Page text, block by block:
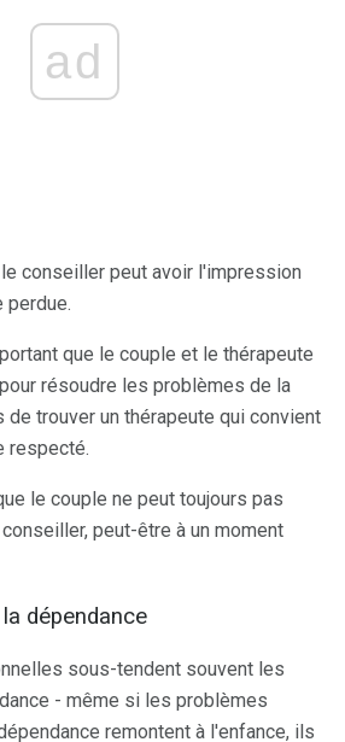
ad
conseiller peut avoir l'impression
perdue.
que le couple et le thérapeute
résoudre les problèmes de la
trouver un thérapeute qui convient
respecté.
le couple ne peut toujours pas
peut-être à un moment
dépendance
sous-tendent souvent les
- même si les problèmes
remontent à l'enfance, ils